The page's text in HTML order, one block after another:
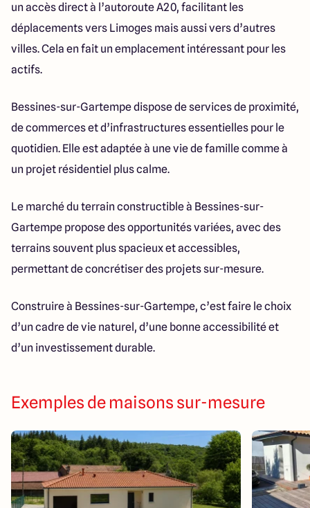
un accès direct à l’autoroute A20, facilitant les
déplacements vers Limoges mais aussi vers d’autres
villes. Cela en fait un emplacement intéressant pour les
actifs.
Bessines-sur-Gartempe dispose de services de proximité,
de commerces et d’infrastructures essentielles pour le
quotidien. Elle est adaptée à une vie de famille comme à
un projet résidentiel plus calme.
Le marché du terrain constructible à Bessines-sur-
Gartempe propose des opportunités variées, avec des
terrains souvent plus spacieux et accessibles,
permettant de concrétiser des projets sur-mesure.
Construire à Bessines-sur-Gartempe, c’est faire le choix
d’un cadre de vie naturel, d’une bonne accessibilité et
d’un investissement durable.
Exemples de maisons sur-mesure